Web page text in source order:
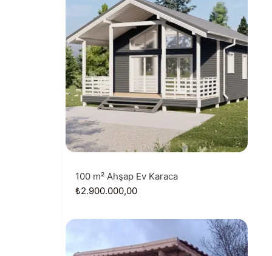
100 m² Ahşap Ev Karaca
₺2.900.000,00